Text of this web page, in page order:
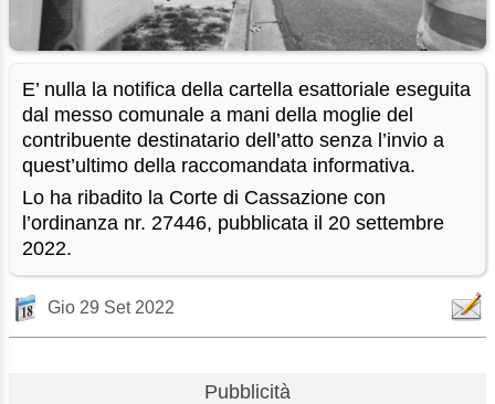
E’ nulla la notifica della cartella esattoriale eseguita
dal messo comunale a mani della moglie del
contribuente destinatario dell’atto senza l’invio a
quest’ultimo della raccomandata informativa.
Lo ha ribadito la Corte di Cassazione con
l’ordinanza nr. 27446, pubblicata il 20 settembre
2022.
Gio 29 Set 2022
Pubblicità